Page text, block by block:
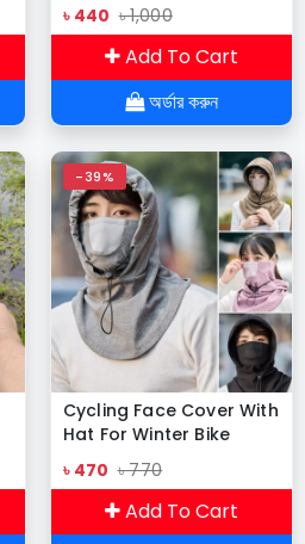
৳ 440 ৳ 1,000
Add To Cart
অর্ডার করুন
-39%
Cycling Face Cover With
Hat For Winter Bike
Hooded Mask With Neck
Warmer
৳ 470 ৳ 770
Add To Cart